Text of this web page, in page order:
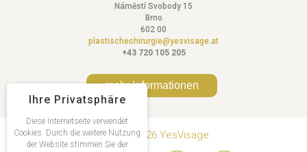
Náměstí Svobody 15
Brno
602 00
plastischechirurgie@yesvisage.at
+43 720 105 205
mehr Informationen
Copyright © 2026 YesVisage.
Ihre Privatsphäre
Diese Internetseite verwendet
Cookies. Durch die weitere Nutzung
der Website stimmen Sie der